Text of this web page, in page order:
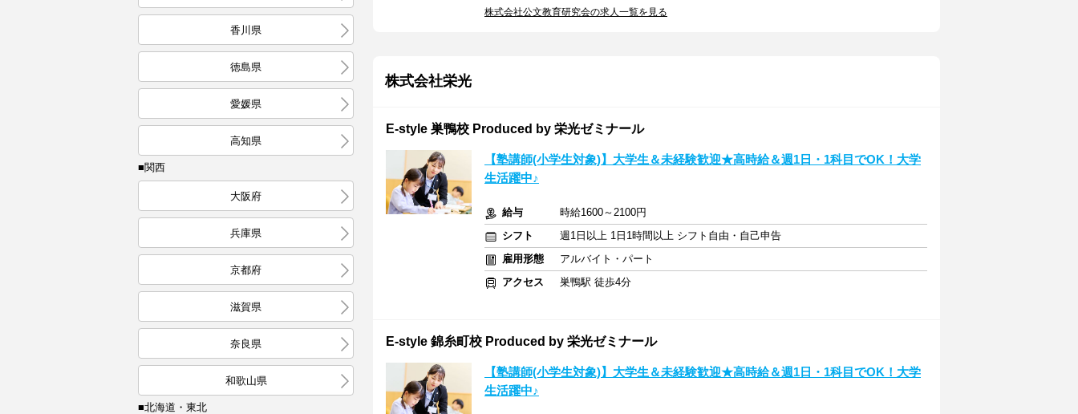
香川県
徳島県
愛媛県
高知県
■関西
大阪府
兵庫県
京都府
滋賀県
奈良県
和歌山県
■北海道・東北
株式会社公文教育研究会の求人一覧を見る
株式会社栄光
E-style 巣鴨校 Produced by 栄光ゼミナール
【塾講師(小学生対象)】大学生＆未経験歓迎★高時給＆週1日・1科目でOK！大学
生活躍中♪
給与
時給1600～2100円
シフト
週1日以上 1日1時間以上 シフト自由・自己申告
雇用形態
アルバイト・パート
アクセス
巣鴨駅 徒歩4分
E-style 錦糸町校 Produced by 栄光ゼミナール
【塾講師(小学生対象)】大学生＆未経験歓迎★高時給＆週1日・1科目でOK！大学
生活躍中♪